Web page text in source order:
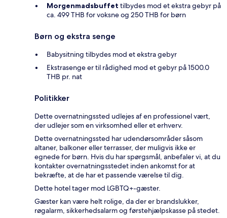
Morgenmadsbuffet tilbydes mod et ekstra gebyr på
ca. 499 THB for voksne og 250 THB for børn
Børn og ekstra senge
Babysitning tilbydes mod et ekstra gebyr
Ekstrasenge er til rådighed mod et gebyr på 1500.0
THB pr. nat
Politikker
Dette overnatningssted udlejes af en professionel vært,
der udlejer som en virksomhed eller et erhverv.
Dette overnatningssted har udendørsområder såsom
altaner, balkoner eller terrasser, der muligvis ikke er
egnede for børn. Hvis du har spørgsmål, anbefaler vi, at du
kontakter overnatningsstedet inden ankomst for at
bekræfte, at de har et passende værelse til dig.
Dette hotel tager mod LGBTQ+-gæster.
Gæster kan være helt rolige, da der er brandslukker,
røgalarm, sikkerhedsalarm og førstehjælpskasse på stedet.